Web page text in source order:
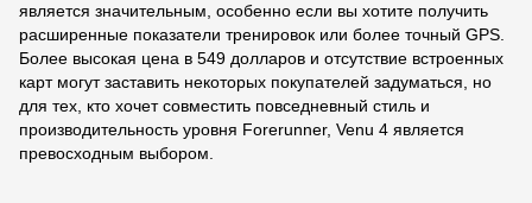
является значительным, особенно если вы хотите получить
расширенные показатели тренировок или более точный GPS.
Более высокая цена в 549 долларов и отсутствие встроенных
карт могут заставить некоторых покупателей задуматься, но
для тех, кто хочет совместить повседневный стиль и
производительность уровня Forerunner, Venu 4 является
превосходным выбором.